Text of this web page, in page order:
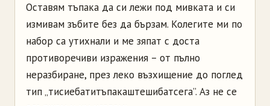
Оставям тъпака да си лежи под мивката и си
измивам зъбите без да бързам. Колегите ми по
набор са утихнали и ме зяпат с доста
противоречиви изражения – от пълно
неразбиране, през леко възхищение до поглед
тип „тисиебатитъпакаштешибатсега”. Аз не се